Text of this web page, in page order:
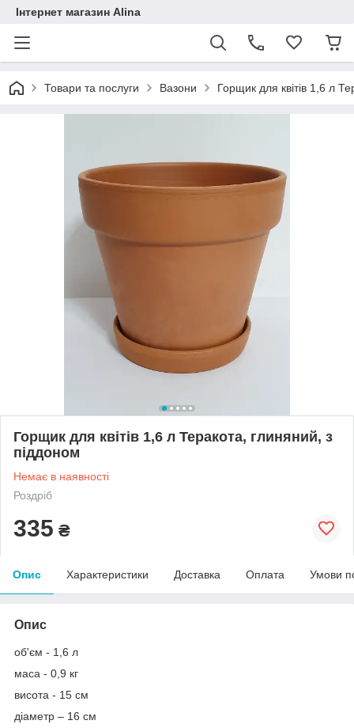
Інтернет магазин Alina
Товари та послуги Вазони Горщик для квітів 1,6 л
Горщик для квітів 1,6 л Теракота, глиняний, з
піддоном
Немає в наявності
Роздріб
335 ₴
Опис Характеристики Доставка Оплата Умови
Опис
об'єм - 1,6 л
маса - 0,9 кг
висота - 15 см
діаметр – 16 см